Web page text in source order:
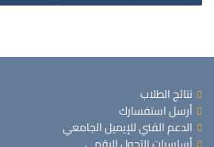
نتائج الطلاب
أرسل استفسارك
الدعم الفني للإيميل الجامعي